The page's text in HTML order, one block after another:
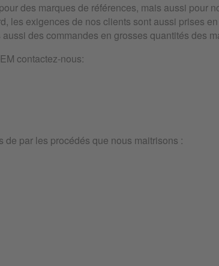
des marques de références, mais aussi pour
les exigences de nos clients sont aussi prises
des commandes en grosses quantités des
contactez-nous:
par les procédés que nous maitrisons :